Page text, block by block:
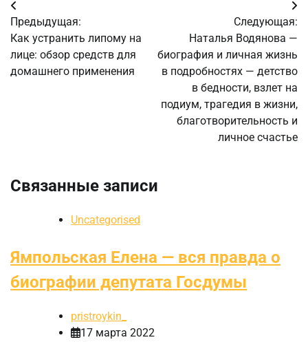
Навигация
по
записям
Предыдущая:
Как устранить липому на
лице: обзор средств для
домашнего применения
Следующая:
Наталья Водянова —
биография и личная жизнь
в подробностях — детство
в бедности, взлет на
подиум, трагедия в жизни,
благотворительность и
личное счастье
Связанные записи
Uncategorised
Ямпольская Елена — вся правда о
биографии депутата Госдумы
pristroykin_
17 марта 2022